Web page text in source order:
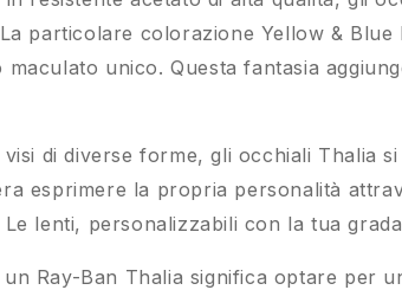
particolare colorazione Yellow &
maculato unico. Questa fantasia
visi di diverse forme, gli occhiali Thalia
esprimere la propria personalità
lenti, personalizzabili con la tua
un Ray-Ban Thalia significa optare per